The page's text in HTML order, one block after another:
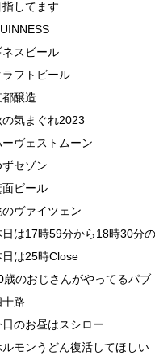
してます
ネスビール
ラフトビール
醸造
の気まぐれ2023
ヴェストムーン
セゾン
面ビール
ヴァイツェン
日は17時59分から18時30分
日は25時Close
歳のおじさんがやってるパブ
路
のお昼はスシロー
ルモンうどん復活してほしい